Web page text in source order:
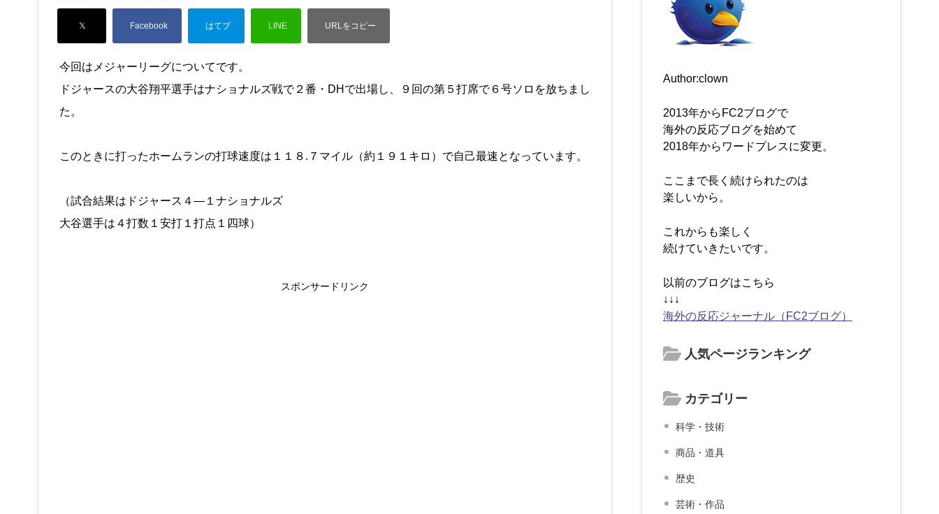
今回はメジャーリーグについてです。
ドジャースの大谷翔平選手はナショナルズ戦で２番・DHで出場し、９回の第５打席で６号ソロを放ちまし
た。
このときに打ったホームランの打球速度は１１８.７マイル（約１９１キロ）で自己最速となっています。
（試合結果はドジャース４―１ナショナルズ
大谷選手は４打数１安打１打点１四球）
スポンサードリンク
Author:clown
2013年からFC2ブログで
海外の反応ブログを始めて
2018年からワードプレスに変更。
ここまで長く続けられたのは
楽しいから。
これからも楽しく
続けていきたいです。
以前のブログはこちら
↓↓↓
海外の反応ジャーナル（FC2ブログ）
人気ページランキング
カテゴリー
科学・技術
商品・道具
歴史
芸術・作品